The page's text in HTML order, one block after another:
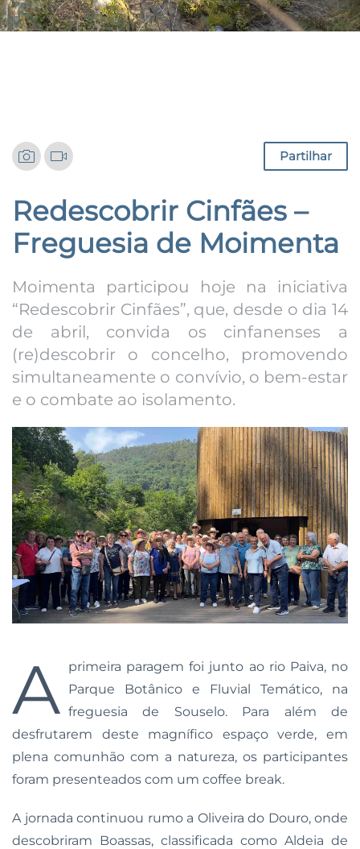
Partilhar
Redescobrir Cinfães –
Freguesia de Moimenta
Moimenta participou hoje na iniciativa
“Redescobrir Cinfães”, que, desde o dia 14
de abril, convida os cinfanenses a
(re)descobrir o concelho, promovendo
simultaneamente o convívio, o bem-estar
e o combate ao isolamento.
A primeira paragem foi junto ao rio Paiva, no
Parque Botânico e Fluvial Temático, na
freguesia de Souselo. Para além de
desfrutarem deste magnífico espaço verde, em
plena comunhão com a natureza, os participantes
foram presenteados com um coffee break.
A jornada continuou rumo a Oliveira do Douro, onde
descobriram Boassas, classificada como Aldeia de